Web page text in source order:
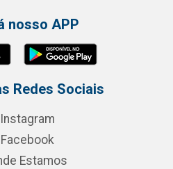
nosso APP
Redes Sociais
Instagram
Facebook
Estamos